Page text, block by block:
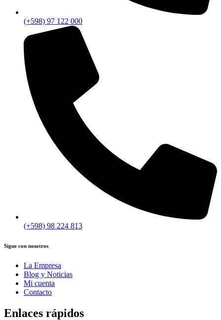
(+598) 97 122 000
(+598) 98 224 813
Sigue con nosotros
La Empresa
Blog y Noticias
Mi cuenta
Contacto
Enlaces rápidos